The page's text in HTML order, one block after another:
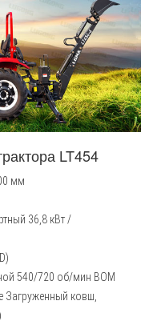
LT454
мм
36,8 кВт /
540/720 об/мин ВОМ
Загруженный ковш,